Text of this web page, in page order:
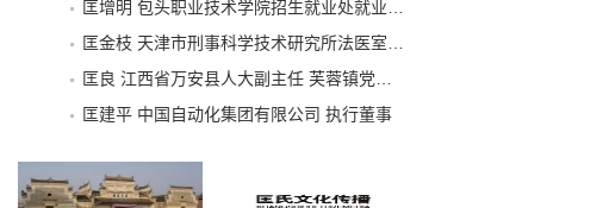
匡建平 中国自动化集团有限公司 执行董事